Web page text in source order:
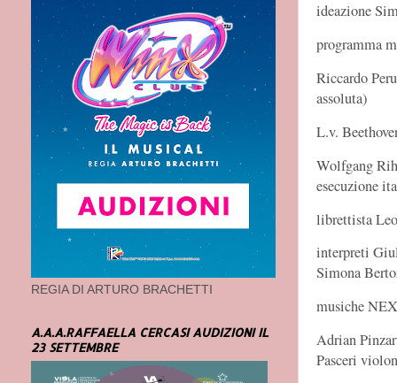
ideazione
programma
Riccardo
assoluta)
L.v.
Wolfgang
esecuzione
librettista
interpreti
Simona
musiche
Adrian
Pasceri
REGIA DI ARTURO BRACHETTI
A.A.A.RAFFAELLA CERCASI AUDIZIONI IL
23 SETTEMBRE